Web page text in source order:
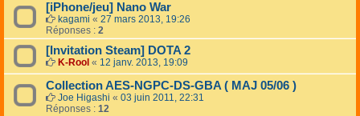
[iPhone/jeu] Nano War
kagami « 27 mars 2013, 19:26
Réponses : 2
[Invitation Steam] DOTA 2
K-Rool « 12 janv. 2013, 19:09
Collection AES-NGPC-DS-GBA ( MAJ 05/06 )
Joe Higashi « 03 juin 2011, 22:31
Réponses : 12